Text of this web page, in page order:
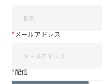
*メールアドレス
*配信